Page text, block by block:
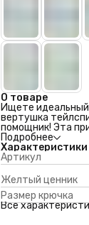
О товаре
Ищете идеальный
вертушка
помощник! Эта
малых и средних
Благодаря
подходит для
даже самых
справляется с
до сильного.
против течения и
эффективной.
Подробнее
Характеристики
Артикул
Желтый ценник
Размер крючка
Все